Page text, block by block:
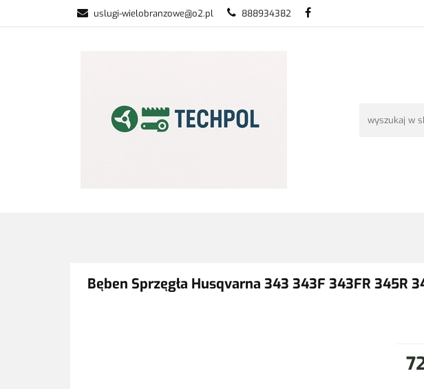
uslugi-wielobranzowe@o2.pl 888934382
Bęben Sprzęgła Husqvarna 343 343F 343FR 345R